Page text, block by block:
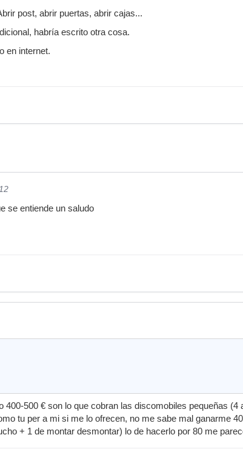
post, abrir puertas, abrir cajas...
habría escrito otra cosa.
en internet.
se entiende un saludo
400-500 € son lo que cobran las discomobiles pequeñas
tu per a mi si me lo ofrecen, no me sabe mal ganarme
+ 1 de montar desmontar) lo de hacerlo por 80 me